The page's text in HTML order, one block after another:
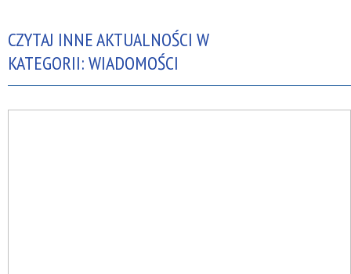
CZYTAJ INNE AKTUALNOŚCI W
KATEGORII: WIADOMOŚCI